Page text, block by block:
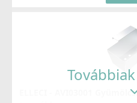
ELLECI - Csaptelep Shell Plus
54
ELLECI - AVI03001